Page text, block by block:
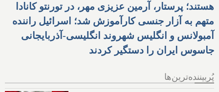
هستند؛ پرستار، آرمین عزیزی مهر، در تورنتو کانادا
متهم به آزار جنسی کارآموزش شد؛ اسرائیل راننده
آمبولانس و انگلیس شهروند انگلیسی-آذربایجانی
جاسوس ایران را دستگیر کردند
پُربیننده‌ترین‌ها